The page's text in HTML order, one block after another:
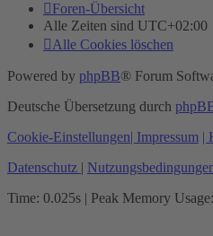
Foren-Übersicht
Alle Zeiten sind UTC+02:00
Alle Cookies löschen
Powered by phpBB® Forum
Deutsche Übersetzung durch
Cookie-Einstellungen| Impressum |
Datenschutz |
Time: 0.025s | Peak Memory